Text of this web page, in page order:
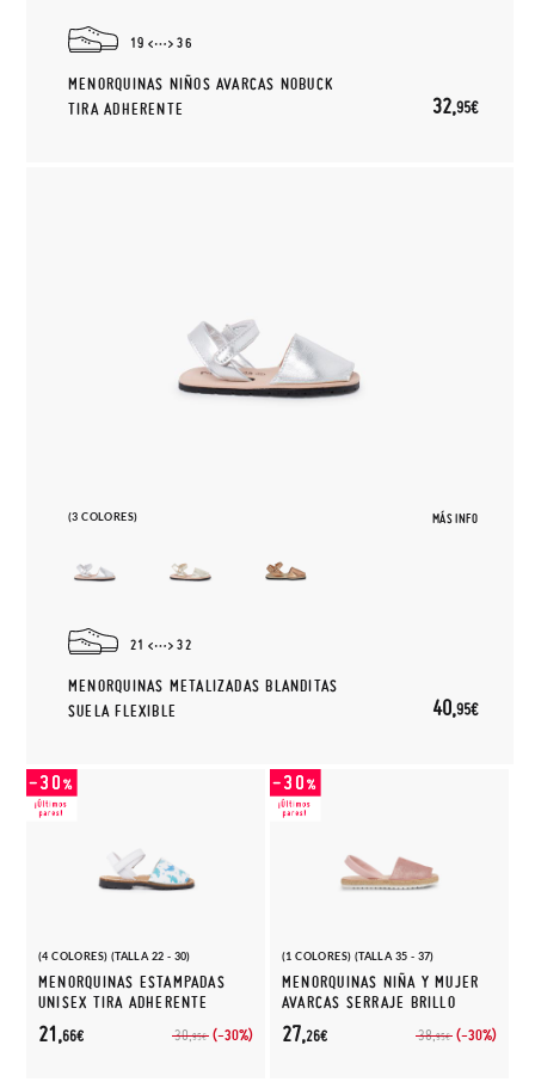
19 36
MENORQUINAS NIÑOS AVARCAS NOBUCK
TIRA ADHERENTE
32,95€
(3 COLORES) MÁS INFO
21 32
MENORQUINAS METALIZADAS BLANDITAS
SUELA FLEXIBLE
40,95€
(4 COLORES) (TALLA 22 - 30)
MENORQUINAS ESTAMPADAS
UNISEX TIRA ADHERENTE
30,95€ (-30%)
21,66€
(1 COLORES) (TALLA 35 - 37)
MENORQUINAS NIÑA Y MUJER
AVARCAS SERRAJE BRILLO
38,95€ (-30%)
27,26€